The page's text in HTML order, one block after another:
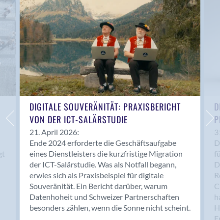
Anwil
Appenzell
Au SG
Baar
Baden
Balsthal
Balzers
Basel
Bassersdorf
Belp
Bendern
Benken (SG)
Bergdietikon
Berlin
Bern
Bern - Liebefeld
DIGITALE SOUVERÄNITÄT: PRAXISBERICHT
VON DER ICT-SALÄRSTUDIE
21. April 2026:
Ende 2024 erforderte die Geschäftsaufgabe
eines Dienstleisters die kurzfristige Migration
der ICT-Salärstudie. Was als Notfall begann,
erwies sich als Praxisbeispiel für digitale
Souveränität. Ein Bericht darüber, warum
Datenhoheit und Schweizer Partnerschaften
besonders zählen, wenn die Sonne nicht scheint.